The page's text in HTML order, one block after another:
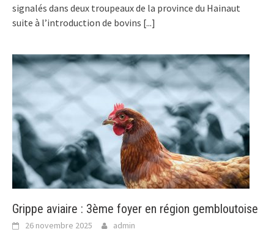
signalés dans deux troupeaux de la province du Hainaut
suite à l’introduction de bovins [...]
Grippe aviaire : 3ème foyer en région gembloutoise
26 novembre 2025 admin